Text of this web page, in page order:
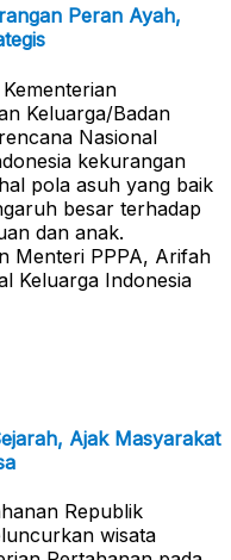
Peran Ayah,
Keluarga/Badan
Nasional
kekurangan
pola asuh yang baik
besar terhadap
dan anak.
Menteri PPPA, Arifah
Keluarga Indonesia
Ajak Masyarakat
Republik
wisata